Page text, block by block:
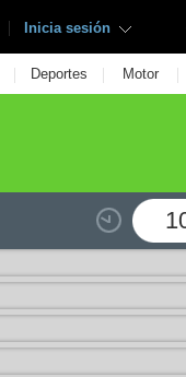
| Inicia sesión
| Deportes | Motor |